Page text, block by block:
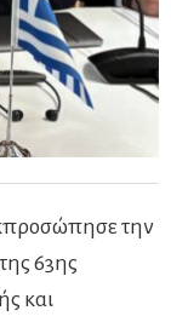
την
63ης
και